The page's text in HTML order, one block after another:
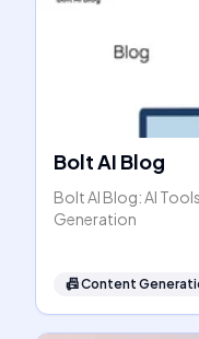
Bolt AI Blog
Bolt AI Blog: AI
Generation
📠Content